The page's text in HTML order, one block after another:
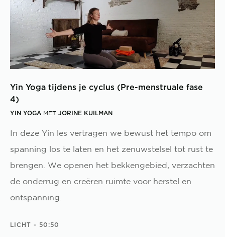
Yin Yoga tijdens je cyclus (Pre-menstruale fase
4)
YIN YOGAMET JORINE KUILMAN
In deze Yin les vertragen we bewust het tempo om
spanning los te laten en het zenuwstelsel tot rust te
brengen. We openen het bekkengebied, verzachten
de onderrug en creëren ruimte voor herstel en
ontspanning.
LICHT - 50:50